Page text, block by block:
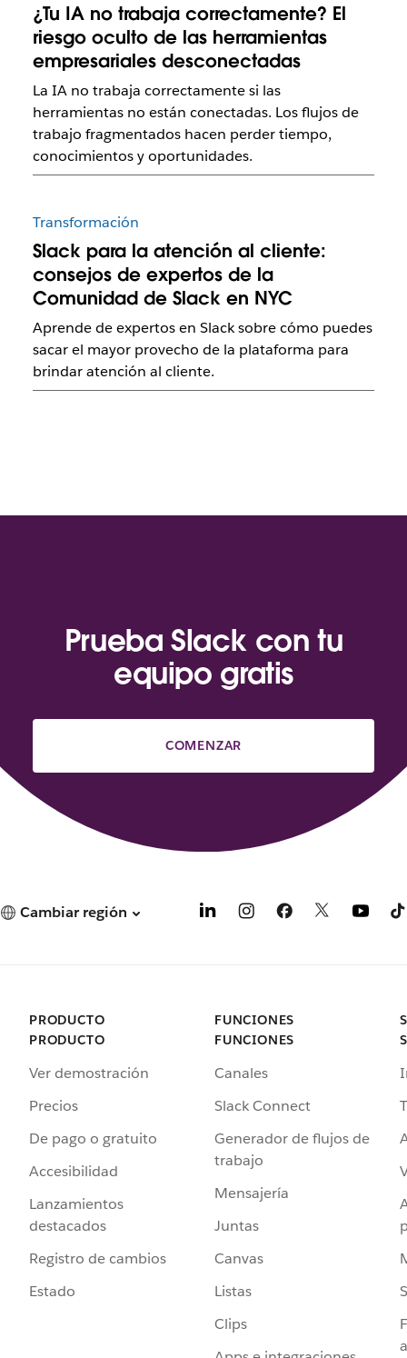
¿Tu IA no trabaja correctamente? El
riesgo oculto de las herramientas
empresariales desconectadas
La IA no trabaja correctamente si las
herramientas no están conectadas. Los flujos de
trabajo fragmentados hacen perder tiempo,
conocimientos y oportunidades.
Transformación
Slack para la atención al cliente:
consejos de expertos de la
Comunidad de Slack en NYC
Aprende de expertos en Slack sobre cómo puedes
sacar el mayor provecho de la plataforma para
brindar atención al cliente.
Prueba Slack con tu
equipo gratis
COMENZAR
Cambiar región
PRODUCTO
PRODUCTO
Ver demostración
Precios
De pago o gratuito
Accesibilidad
Lanzamientos
destacados
Registro de cambios
Estado
FUNCIONES
FUNCIONES
Canales
Slack Connect
Generador de flujos de
trabajo
Mensajería
Juntas
Canvas
Listas
Clips